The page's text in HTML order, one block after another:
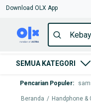
Download OLX App
SEMUA KATEGORI
Pencarian Populer:
Beranda / Handphone &